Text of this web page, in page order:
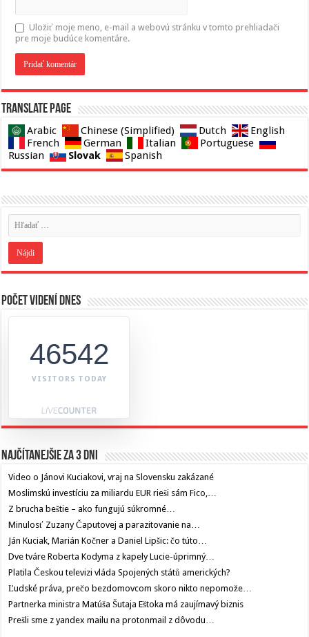
Uložiť moje meno, e-mail a webovú stránku v tomto prehliadači
pre moje budúce komentáre.
Translate page
Arabic Chinese (Simplified) Dutch
English
French
German Italian
Portuguese
Russian
Slovak Spanish
Počet videní dnes
46542
VISITORS TODAY
Najčítanejšie za 3 dni
Video o Jánovi Kuciakovi, vraj na Slovensku zakázané
Moslimskú investíciu za miliardu EUR rieši sám Fico,…
Z brucha beštie – ako fungujú súkromné…
Minulosť Zuzany Čaputovej a parazitovanie na…
Ján Kuciak, Marián Kočner a Daniel Lipšic: čo túto…
Dve tváre Roberta Kodyma z kapely Lucie-úprimný…
Platila Českou televizi vláda Spojených států amerických?
Ľudské práva, prečo bezdomovcom skoro nikto nepomože…
Partnerka ministra Matúša Šutaja Eštoka má zaujímavý biznis
Prešli sme z yandex mailu na protonmail z dôvodu…